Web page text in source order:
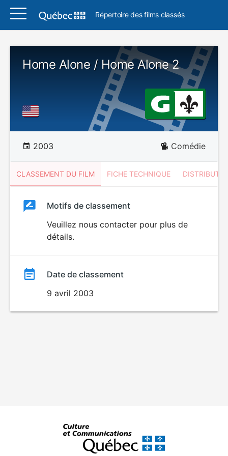
Répertoire des films classés
Home Alone / Home Alone 2
2003 Comédie
CLASSEMENT DU FILM FICHE TECHNIQUE
ClassementClassement
Motifs de classement
Veuillez nous contacter pour plus de
détails.
Date de classement
9 avril 2003